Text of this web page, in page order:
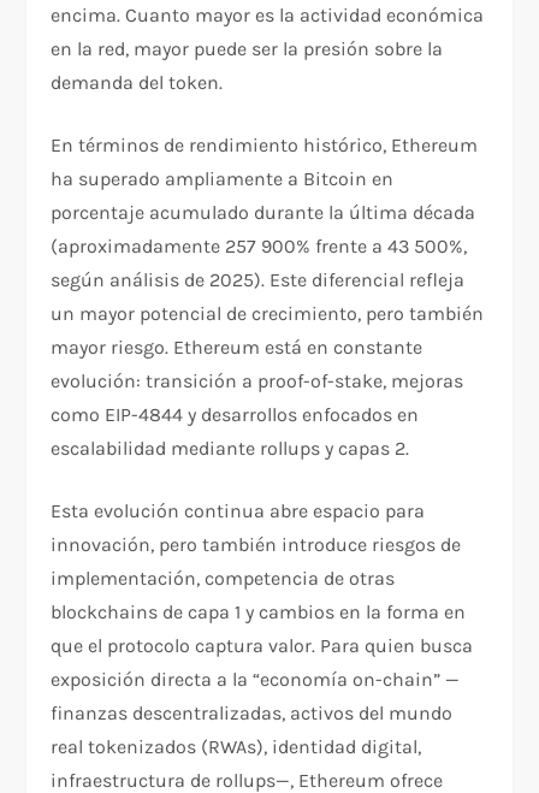
encima. Cuanto mayor es la actividad económica
en la red, mayor puede ser la presión sobre la
demanda del token.
En términos de rendimiento histórico, Ethereum
ha superado ampliamente a Bitcoin en
porcentaje acumulado durante la última década
(aproximadamente 257 900% frente a 43 500%,
según análisis de 2025). Este diferencial refleja
un mayor potencial de crecimiento, pero también
mayor riesgo. Ethereum está en constante
evolución: transición a proof-of-stake, mejoras
como EIP-4844 y desarrollos enfocados en
escalabilidad mediante rollups y capas 2.
Esta evolución continua abre espacio para
innovación, pero también introduce riesgos de
implementación, competencia de otras
blockchains de capa 1 y cambios en la forma en
que el protocolo captura valor. Para quien busca
exposición directa a la “economía on-chain” —
finanzas descentralizadas, activos del mundo
real tokenizados (RWAs), identidad digital,
infraestructura de rollups—, Ethereum ofrece